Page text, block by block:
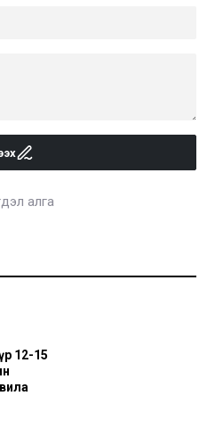
алга
12-15